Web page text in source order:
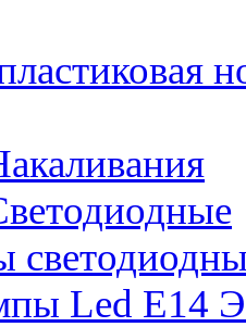
Led E14